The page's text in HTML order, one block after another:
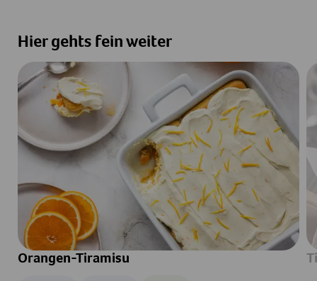
Hier gehts fein weiter
Orangen-Tiramisu